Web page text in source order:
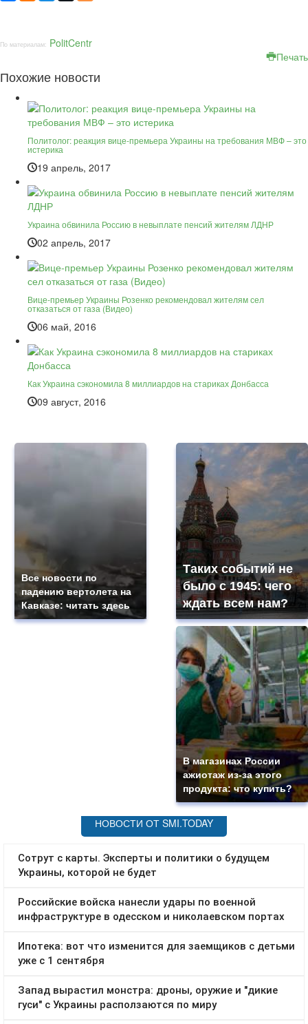
По материалам: PolitCentr
Печать
Похожие новости
Политолог: реакция вице-премьера Украины на требования МВФ – это
истерика
19 апрель, 2017
Украина обвинила Россию в невыплате пенсий жителям ЛДНР
02 апрель, 2017
Вице-премьер Украины Розенко рекомендовал жителям сел
отказаться от газа (Видео)
06 май, 2016
Как Украина сэкономила 8 миллиардов на стариках Донбасса
09 август, 2016
Все новости по
падению вертолета на
Кавказе: читать здесь
Таких событий не
было с 1945: чего
ждать всем нам?
В магазинах России
ажиотаж из-за этого
продукта: что купить?